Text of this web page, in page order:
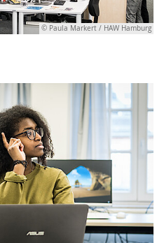
© Paula Markert / HAW Hamburg